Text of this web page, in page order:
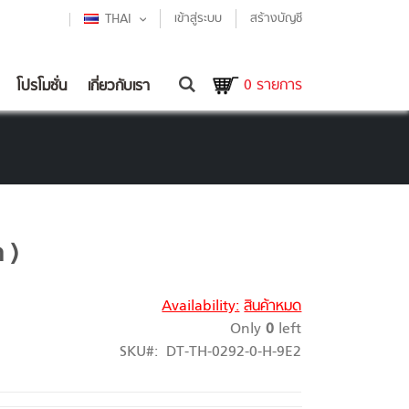
LANGUAGE
THAI เข้าสู่ระบบ สร้างบัญชี
0 รายการ
โปรโมชั่น เกี่ยวกับเรา
)
Availability:สินค้าหมด
Only0 left
SKU
DT-TH-0292-0-H-9E2